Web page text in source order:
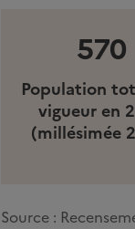
570
Population
vigueur en
(millésimée
Source :